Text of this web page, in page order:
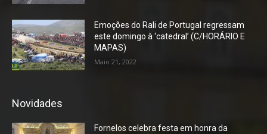
Emoções do Rali de Portugal regressam
este domingo à ‘catedral’ (C/HORÁRIO E
MAPAS)
Maio 21, 2022
Novidades
Fornelos celebra festa em honra da